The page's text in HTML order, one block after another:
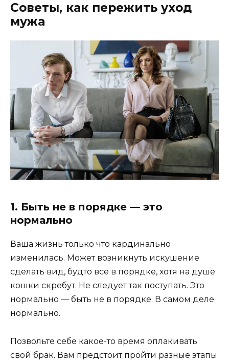
Советы, как пережить уход
мужа
1. Быть не в порядке — это
нормально
Ваша жизнь только что кардинально
изменилась. Может возникнуть искушение
сделать вид, будто все в порядке, хотя на душе
кошки скребут. Не следует так поступать. Это
нормально — быть не в порядке. В самом деле
нормально.
Позвольте себе какое-то время оплакивать
свой брак. Вам предстоит пройти разные этапы